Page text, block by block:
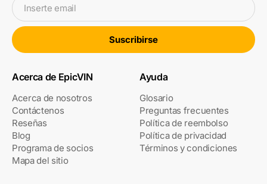
Inserte email
Suscribirse
Acerca de EpicVIN
Acerca de nosotros
Contáctenos
Reseñas
Blog
Programa de socios
Mapa del sitio
Ayuda
Glosario
Preguntas frecuentes
Política de reembolso
Política de privacidad
Términos y condiciones